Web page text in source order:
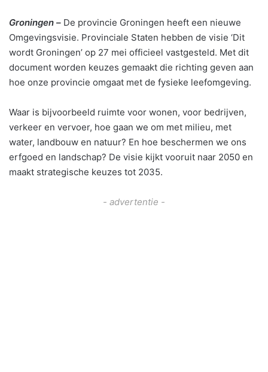
Groningen – De provincie Groningen heeft een nieuwe
Omgevingsvisie. Provinciale Staten hebben de visie ‘Dit
wordt Groningen’ op 27 mei officieel vastgesteld. Met dit
document worden keuzes gemaakt die richting geven aan
hoe onze provincie omgaat met de fysieke leefomgeving.
Waar is bijvoorbeeld ruimte voor wonen, voor bedrijven,
verkeer en vervoer, hoe gaan we om met milieu, met
water, landbouw en natuur? En hoe beschermen we ons
erfgoed en landschap? De visie kijkt vooruit naar 2050 en
maakt strategische keuzes tot 2035.
- advertentie -